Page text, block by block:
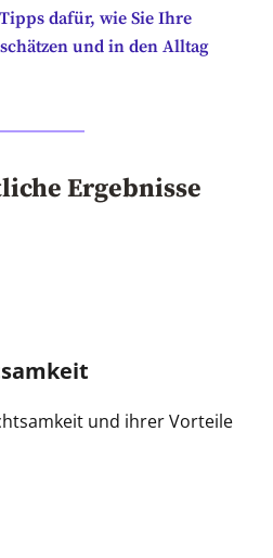
dafür, wie Sie Ihre
und in den Alltag
Ergebnisse
und ihrer Vorteile